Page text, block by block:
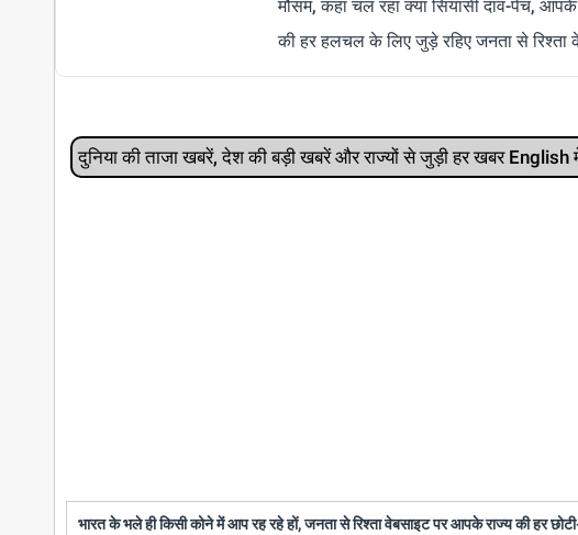
मौसम, कहां चल रहा क्या सियासी दांव-पेच,
की हर हलचल के लिए जुड़े रहिए जनता से रिश्ता
दुनिया की ताजा खबरें, देश की बड़ी खबरें और राज्‍यों से जुड़ी हर खबर
भारत के भले ही किसी कोने में आप रह रहे हों, जनता से रिश्ता वेबसाइट पर आपके राज्य की हर